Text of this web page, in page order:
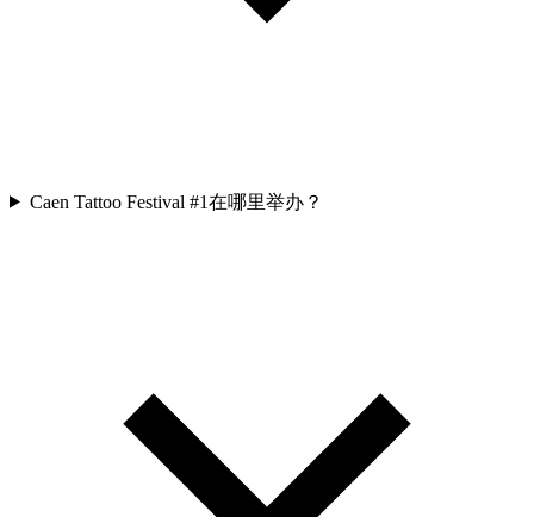
Caen Tattoo Festival #1在哪里举办？